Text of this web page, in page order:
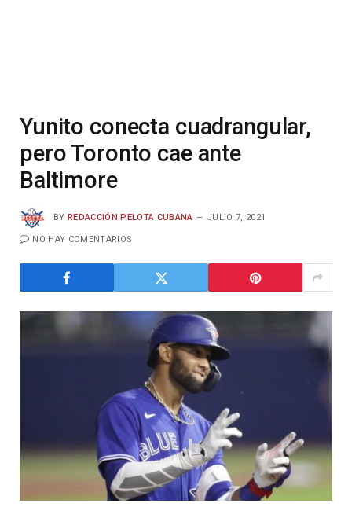
Yunito conecta cuadrangular,
pero Toronto cae ante
Baltimore
BY REDACCIÓN PELOTA CUBANA JULIO 7, 2021
NO HAY COMENTARIOS